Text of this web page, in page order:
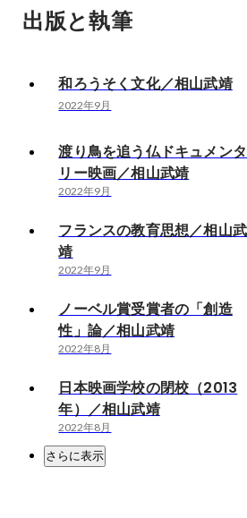
出版と執筆
和ろうそく文化／相山武靖
2022年9月
渡り鳥を追う仏ドキュメンタ
リー映画／相山武靖
2022年9月
フランスの教育思想／相山武
靖
2022年9月
ノーベル賞受賞者の「創造
性」論／相山武靖
2022年8月
日本映画学校の閉校（2013
年）／相山武靖
2022年8月
さらに表示